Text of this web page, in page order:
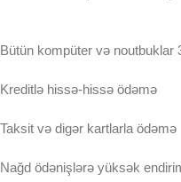
Bütün kompüter və noutbuklar
Kreditlə hissə-hissə ödəmə
Taksit və digər kartlarla ödəmə
Nağd ödənişlərə yüksək